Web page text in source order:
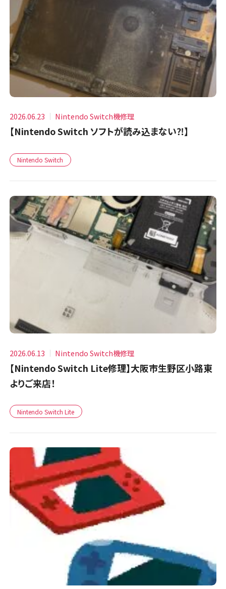
2026.06.23 Nintendo Switch機修理
【Nintendo Switch ソフトが読み込まない⁈】
Nintendo Switch
2026.06.13 Nintendo Switch機修理
【Nintendo Switch Lite修理】大阪市生野区小路東
よりご来店！
Nintendo Switch Lite